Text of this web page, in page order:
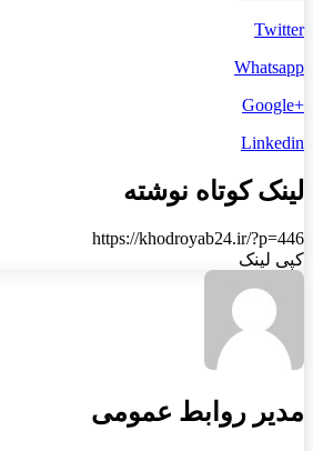
Twitter
Whatsapp
+Google
Linkedin
لینک کوتاه نوشته
https://khodroyab24.ir/?p=446
کپی لینک
مدیر روابط عمومی